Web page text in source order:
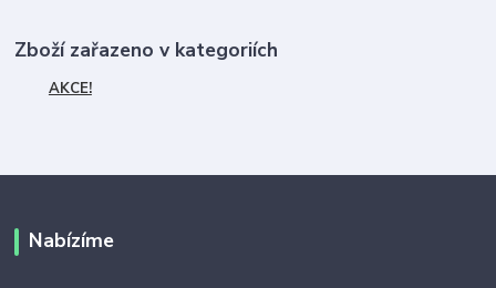
Zboží zařazeno v kategoriích
AKCE!
Nabízíme